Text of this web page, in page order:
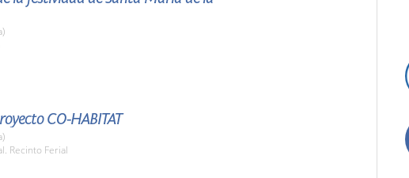
CO-HABITAT
Recinto Ferial